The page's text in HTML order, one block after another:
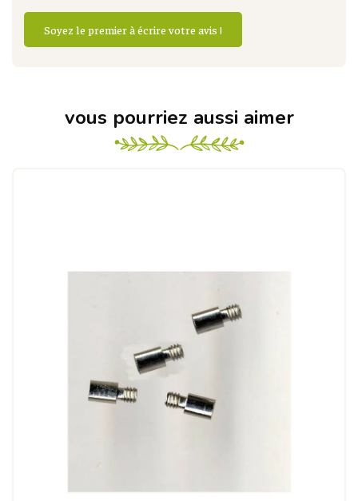
Soyez le premier à écrire votre avis !
vous pourriez aussi aimer